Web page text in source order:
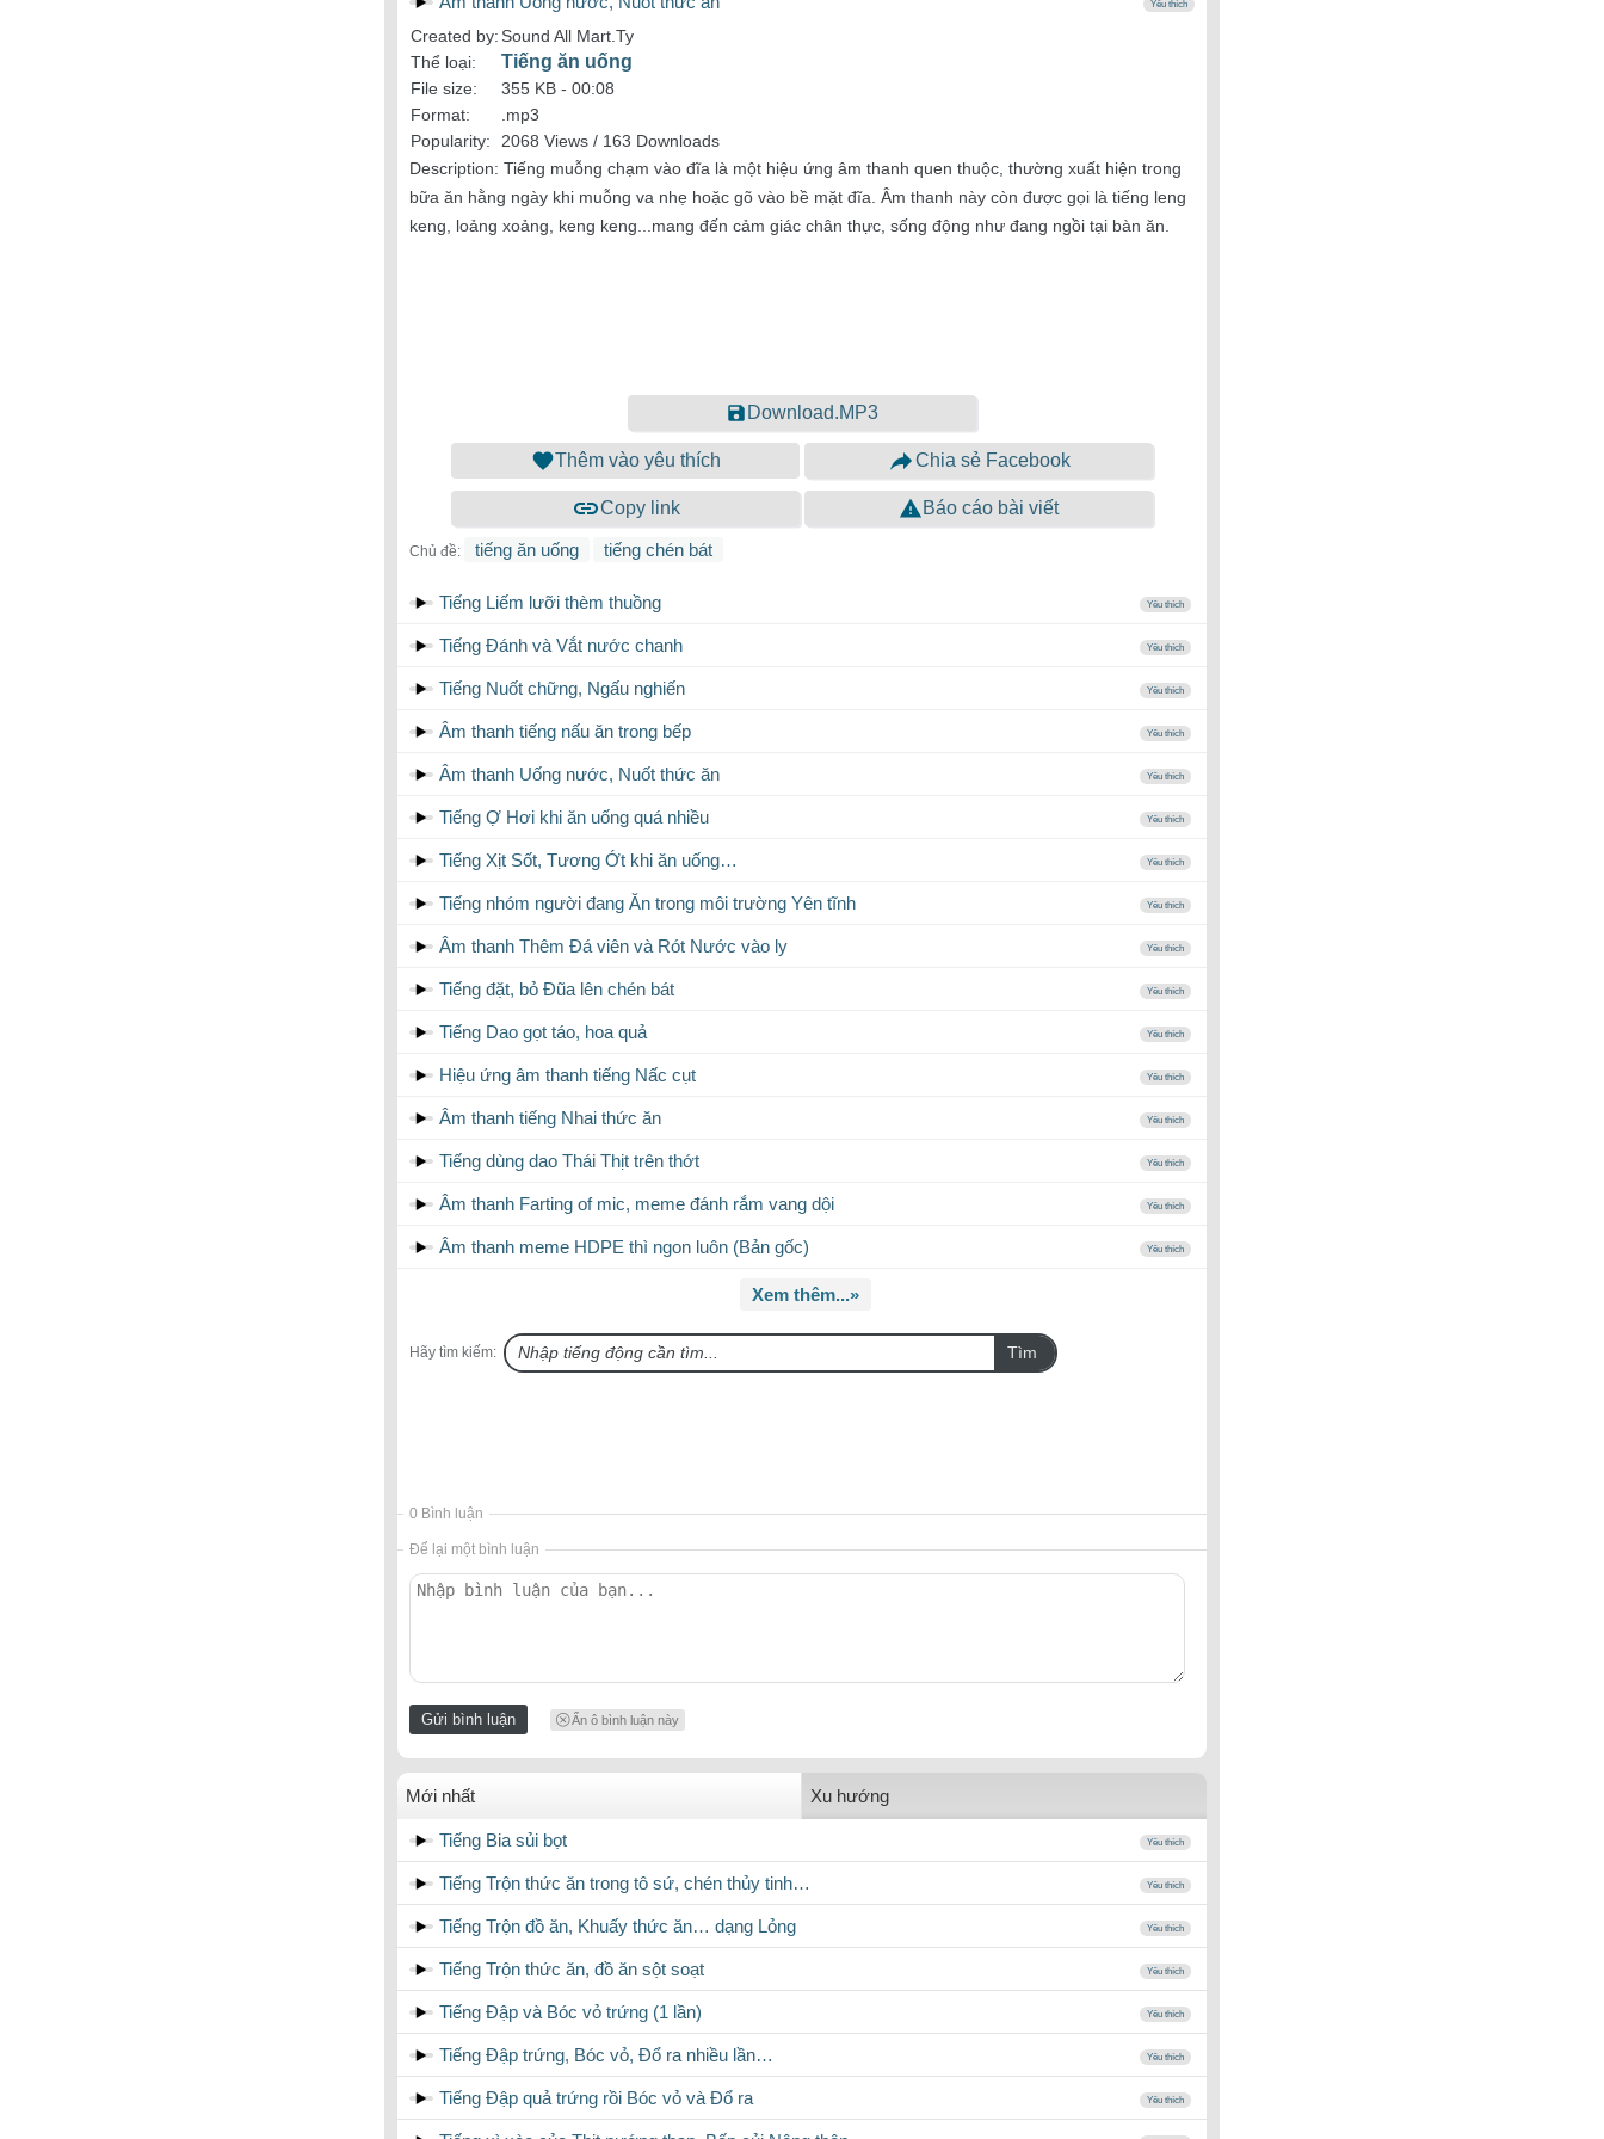
Yêu thích
Created by: Sound All Mart.Ty
Thể loại:
Tiếng ăn uống
File size: 355 KB - 00:08
Format:
.mp3
Popularity:
2068 Views / 163 Downloads
Description: Tiếng muỗng chạm vào đĩa là một hiệu ứng âm thanh quen thuộc, thường xuất hiện trong
bữa ăn hằng ngày khi muỗng va nhẹ hoặc gõ vào bề mặt đĩa. Âm thanh này còn được gọi là tiếng leng
keng, loảng xoảng, keng keng...mang đến cảm giác chân thực, sống động như đang ngồi tại bàn ăn.
Download.MP3
Thêm vào yêu thích Chia sẻ Facebook
Copy link Báo cáo bài viết
Chủ đề: tiếng ăn uống tiếng chén bát
Tiếng Liếm lưỡi thèm thuồng Yêu thích
Tiếng Đánh và Vắt nước chanh Yêu thích
Tiếng Nuốt chững, Ngấu nghiến Yêu thích
Âm thanh tiếng nấu ăn trong bếp Yêu thích
Âm thanh Uống nước, Nuốt thức ăn Yêu thích
Tiếng Ợ Hơi khi ăn uống quá nhiều Yêu thích
Tiếng Xịt Sốt, Tương Ớt khi ăn uống… Yêu thích
Tiếng nhóm người đang Ăn trong môi trường Yên tĩnh Yêu thích
Âm thanh Thêm Đá viên và Rót Nước vào ly Yêu thích
Tiếng đặt, bỏ Đũa lên chén bát Yêu thích
Tiếng Dao gọt táo, hoa quả Yêu thích
Hiệu ứng âm thanh tiếng Nấc cụt Yêu thích
Âm thanh tiếng Nhai thức ăn Yêu thích
Tiếng dùng dao Thái Thịt trên thớt Yêu thích
Âm thanh Farting of mic, meme đánh rắm vang dội Yêu thích
Âm thanh meme HDPE thì ngon luôn (Bản gốc) Yêu thích
Xem thêm...»
Hãy tìm kiếm: Tìm
0 Bình luận
Để lại một bình luận
Ẩn ô bình luận này
Mới nhất Xu hướng
Tiếng Bia sủi bọt Yêu thích
Tiếng Trộn thức ăn trong tô sứ, chén thủy tinh… Yêu thích
Tiếng Trộn đồ ăn, Khuấy thức ăn… dạng Lỏng Yêu thích
Tiếng Trộn thức ăn, đồ ăn sột soạt Yêu thích
Tiếng Đập và Bóc vỏ trứng (1 lần) Yêu thích
Tiếng Đập trứng, Bóc vỏ, Đổ ra nhiều lần… Yêu thích
Tiếng Đập quả trứng rồi Bóc vỏ và Đổ ra Yêu thích